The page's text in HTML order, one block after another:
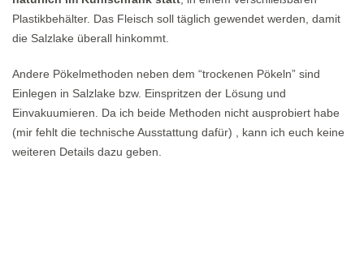
Plastikbehälter. Das Fleisch soll täglich gewendet werden, damit
die Salzlake überall hinkommt.
Andere Pökelmethoden neben dem “trockenen Pökeln” sind
Einlegen in Salzlake bzw. Einspritzen der Lösung und
Einvakuumieren. Da ich beide Methoden nicht ausprobiert habe
(mir fehlt die technische Ausstattung dafür) , kann ich euch keine
weiteren Details dazu geben.